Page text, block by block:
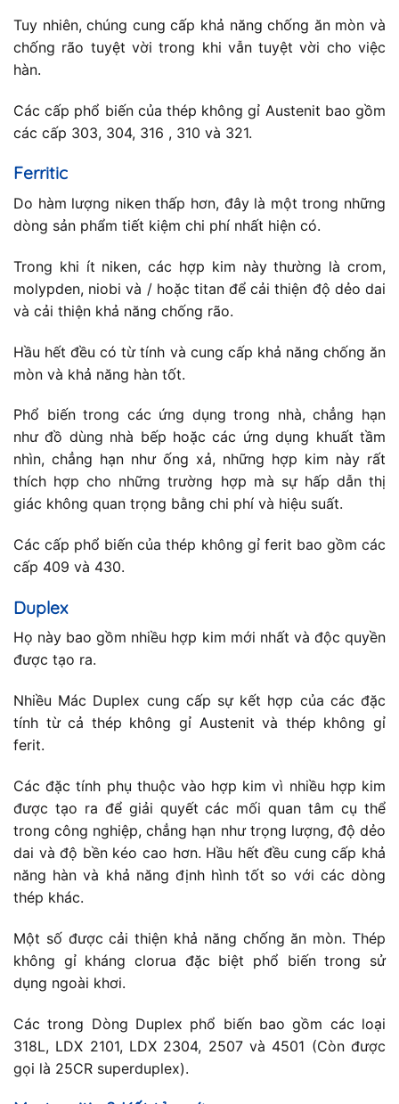
Tuy nhiên, chúng cung cấp khả năng chống ăn mòn và
chống rão tuyệt vời trong khi vẫn tuyệt vời cho việc
hàn.
Các cấp phổ biến của thép không gỉ Austenit bao gồm
các cấp 303, 304, 316 , 310 và 321.
Ferritic
Do hàm lượng niken thấp hơn, đây là một trong những
dòng sản phẩm tiết kiệm chi phí nhất hiện có.
Trong khi ít niken, các hợp kim này thường là crom,
molypden, niobi và / hoặc titan để cải thiện độ dẻo dai
và cải thiện khả năng chống rão.
Hầu hết đều có từ tính và cung cấp khả năng chống ăn
mòn và khả năng hàn tốt.
Phổ biến trong các ứng dụng trong nhà, chẳng hạn
như đồ dùng nhà bếp hoặc các ứng dụng khuất tầm
nhìn, chẳng hạn như ống xả, những hợp kim này rất
thích hợp cho những trường hợp mà sự hấp dẫn thị
giác không quan trọng bằng chi phí và hiệu suất.
Các cấp phổ biến của thép không gỉ ferit bao gồm các
cấp 409 và 430.
Duplex
Họ này bao gồm nhiều hợp kim mới nhất và độc quyền
được tạo ra.
Nhiều Mác Duplex cung cấp sự kết hợp của các đặc
tính từ cả thép không gỉ Austenit và thép không gỉ
ferit.
Các đặc tính phụ thuộc vào hợp kim vì nhiều hợp kim
được tạo ra để giải quyết các mối quan tâm cụ thể
trong công nghiệp, chẳng hạn như trọng lượng, độ dẻo
dai và độ bền kéo cao hơn. Hầu hết đều cung cấp khả
năng hàn và khả năng định hình tốt so với các dòng
thép khác.
Một số được cải thiện khả năng chống ăn mòn. Thép
không gỉ kháng clorua đặc biệt phổ biến trong sử
dụng ngoài khơi.
Các trong Dòng Duplex phổ biến bao gồm các loại
318L, LDX 2101, LDX 2304, 2507 và 4501 (Còn được
gọi là 25CR superduplex).